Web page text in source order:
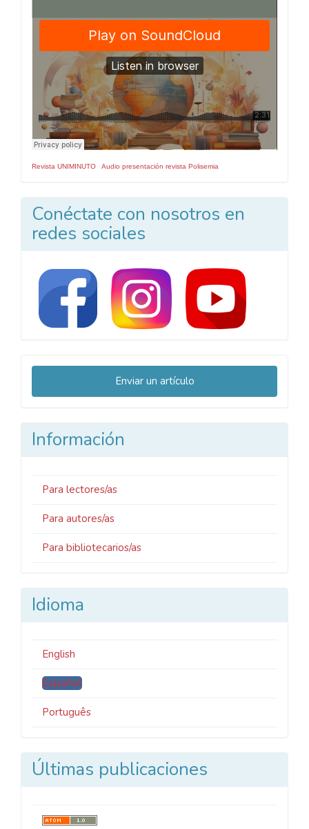
Revista UNIMINUTO · Audio presentación revista Polisemia
Conéctate con nosotros en
redes sociales
Enviar
un
artículo
Enviar un artículo
Información
Para lectores/as
Para autores/as
Para bibliotecarios/as
Idioma
English
Español
Português
Últimas publicaciones